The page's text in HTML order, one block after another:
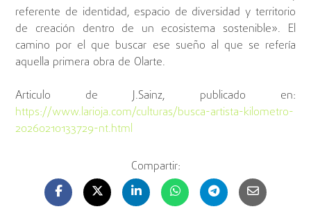
referente de identidad, espacio de diversidad y territorio
de creación dentro de un ecosistema sostenible». El
camino por el que buscar ese sueño al que se refería
aquella primera obra de Olarte.
Articulo de J.Sainz, publicado en:
https://www.larioja.com/culturas/busca-artista-kilometro-
20260210133729-nt.html
Compartir: